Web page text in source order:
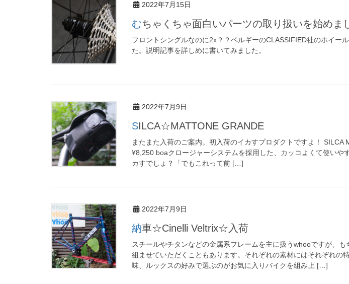
2022年7月15日
むちゃくちゃ面白いパーツの取り扱いを始めま
フロントシングルなのに2x？？ベルギーのCLASSIFIED社のホイー
た。説明記事を詳しめに書いてみました。
2022年7月9日
SILCA☆MATTONE GRANDE
またまた入荷のご案内。初入荷のイカすプロダクトですよ！ SILCA
¥8,250 boaクロージャーシステムを採用した、カッコよくて使いや
カすでしょ？「でもこれって前 […]
2022年7月9日
納車☆Cinelli Veltrix☆入荷
スチールやチタンなどの金属系フレームを主に扱うwhooですが、も
組ませていただくこともあります。それぞれの素材にはそれぞれの
味、ルックスの好みで選ぶのがお気に入りバイクを組み上 […]